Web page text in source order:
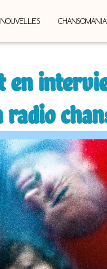
CHANSOMANIA
en
radio